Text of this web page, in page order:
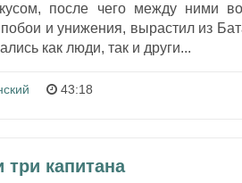
после чего между ними
и унижения, вырастил из
как люди, так и други...
43:18
капитана